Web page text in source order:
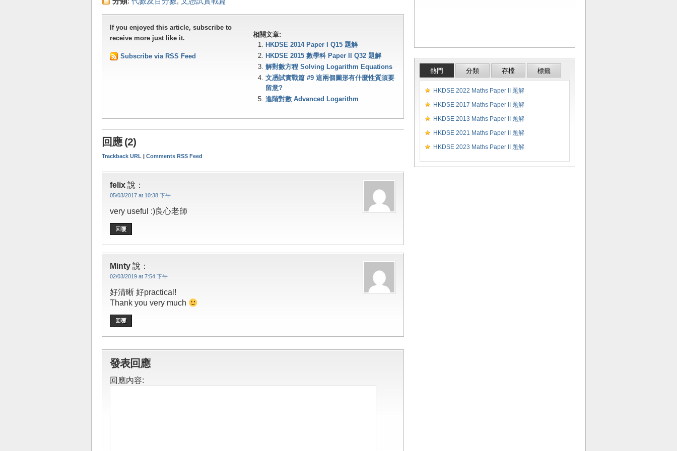
相關文章:
HKDSE 2014 Paper I Q15 題解
HKDSE 2015 數學科 Paper II Q32 題解
解對數方程 Solving Logarithm Equations
文憑試實戰篇 #9 這兩個圖形有什麼性質須要
留意?
進階對數 Advanced Logarithm
If you enjoyed this article, subscribe to
receive more just like it.
Subscribe via RSS Feed
回應 (2)
Trackback URL | Comments RSS Feed
felix 說：
05/03/2017 at 10:38 下午
very useful :)良心老師
回覆
Minty 說：
02/03/2019 at 7:54 下午
好清晰 好practical!
Thank you very much
回覆
發表回應
回應內容:
熱門 分類 存檔 標籤
HKDSE 2022 Maths Paper II 題解
HKDSE 2017 Maths Paper II 題解
HKDSE 2013 Maths Paper II 題解
HKDSE 2021 Maths Paper II 題解
HKDSE 2023 Maths Paper II 題解